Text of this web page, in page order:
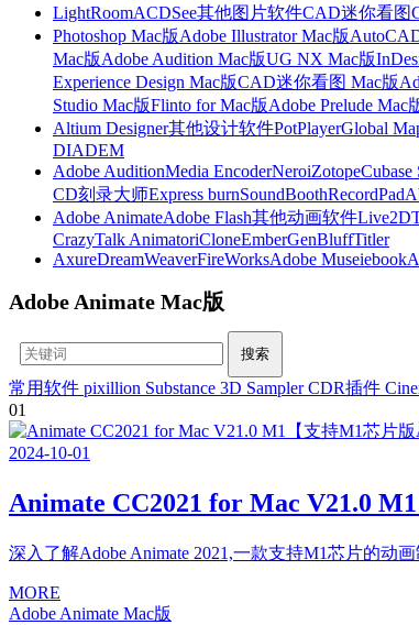
LightRoomACDSee其他图片软件CAD迷你看图
Photoshop Mac版Adobe Illustrator Mac版
Mac版Adobe Audition Mac版UG NX Mac版
Experience Design Mac版CAD迷你看图 Mac版
Studio Mac版Flinto for Mac版Adobe Prelude Mac
Altium Designer其他设计软件PotPlayerGlobal
DIADEM
Adobe AuditionMedia EncoderNeroiZotopeCubase
CD刻录大师Express burnSoundBoothRecordPad
Adobe AnimateAdobe Flash其他动画软件Live2D
CrazyTalk AnimatoriCloneEmberGenBluffTitler
AxureDreamWeaverFireWorksAdobe Museiebook
Adobe Animate Mac版
常用软件 pixillion Substance 3D Sampler CDR插件
01
2024-10-01
Animate CC2021 for Mac V21.0
深入了解Adobe Animate 2021,一款支持M1芯片的
MORE
Adobe Animate Mac版